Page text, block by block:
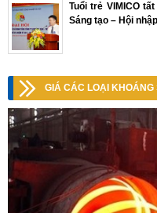
Tuổi trẻ VIMICO
Sáng tạo – Hội
GIÁ CÁC LOẠI KHOÁNG